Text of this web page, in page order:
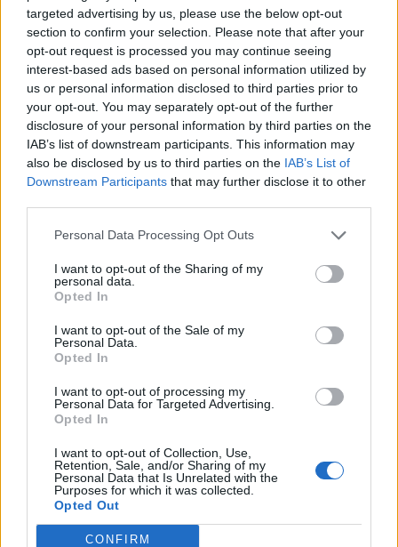
targeted advertising by us, please use the below opt-out
section to confirm your selection. Please note that after your
opt-out request is processed you may continue seeing
interest-based ads based on personal information utilized by
us or personal information disclosed to third parties prior to
your opt-out. You may separately opt-out of the further
disclosure of your personal information by third parties on the
IAB’s list of downstream participants. This information may
also be disclosed by us to third parties on the IAB’s List of
Downstream Participants that may further disclose it to other
Personal Data Processing Opt Outs
I want to opt-out of the Sharing of my
personal data.
Opted In
I want to opt-out of the Sale of my
Personal Data.
Opted In
I want to opt-out of processing my
Personal Data for Targeted Advertising.
Opted In
I want to opt-out of Collection, Use,
Retention, Sale, and/or Sharing of my
Personal Data that Is Unrelated with the
Purposes for which it was collected.
Opted Out
CONFIRM
progressivement l’inflammation dans l’organisme et améliore la
santé des cellules. Même si ces changements demandent des
efforts, ils restent parmi les moyens les plus efficaces pour réduire
durablement les risques de cancers digestifs.
Dépistage à partir de 50 ans
Enfin, les professionnels rappellent qu’un mode de vie sain ne
remplace pas le dépistage. Certains facteurs de risque, comme
l’âge, les antécédents familiaux ou certaines maladies
inflammatoires, ne peuvent pas être contrôlés. C’est pourquoi il est
cancer colorectal à partir de 50 ans. Lorsqu’il est effectué
précocement, il permet de détecter des lésions précancéreuses
Article précédent
Ces 9 choses que les
ophtalmologues ne font
jamais pour éviter
d’abîmer leurs yeux
5 astuces essentielles
pour protéger votre cœur